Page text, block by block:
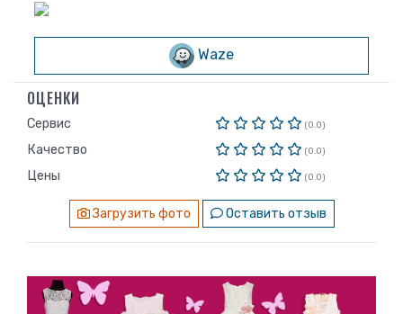
Waze
ОЦЕНКИ
Сервис (0.0)
Качество (0.0)
Цены (0.0)
Загрузить фото Оставить отзыв